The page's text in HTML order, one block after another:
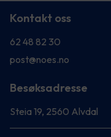
Kontakt oss
62 48 82 30
post@noes.no
Besøksadresse
Steia 19, 2560 Alvdal